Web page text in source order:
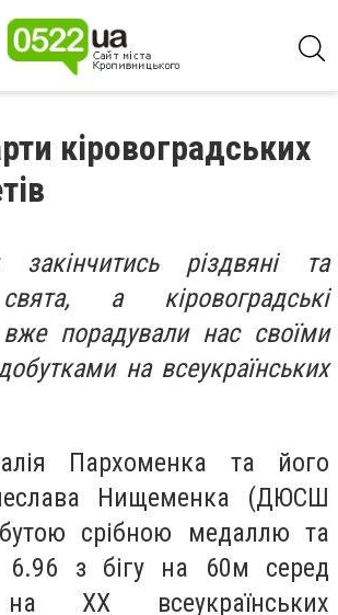
кіровоградських
різдвяні та
а кіровоградські
вже порадували нас своїми
на всеукраїнських
Пархоменка та його
Нищеменка (ДЮСШ
срібною медаллю та
6.96 з бігу на 60м серед
на ХХ всеукраїнських